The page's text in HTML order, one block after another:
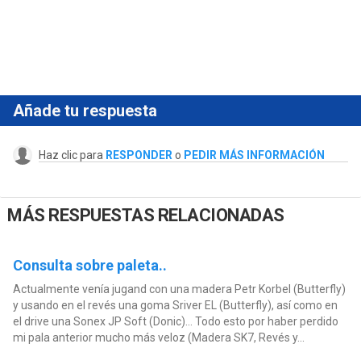
Añade tu respuesta
Haz clic para RESPONDER o PEDIR MÁS INFORMACIÓN
MÁS RESPUESTAS RELACIONADAS
Consulta sobre paleta..
Actualmente venía jugand con una madera Petr Korbel (Butterfly)
y usando en el revés una goma Sriver EL (Butterfly), así como en
el drive una Sonex JP Soft (Donic)... Todo esto por haber perdido
mi pala anterior mucho más veloz (Madera SK7, Revés y...